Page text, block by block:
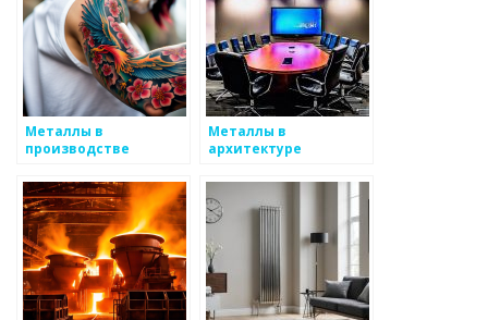
Металлы в
производстве
Металлы в
архитектуре